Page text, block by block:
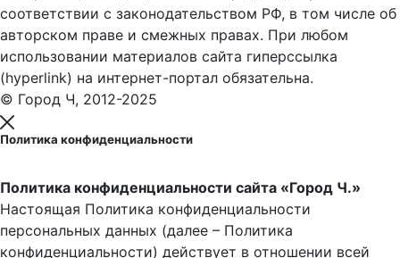
соответствии с законодательством РФ, в том числе об
авторском праве и смежных правах. При любом
использовании материалов сайта гиперссылка
(hyperlink) на интернет-портал обязательна.
© Город Ч, 2012-2025
Политика конфиденциальности
Политика конфиденциальности сайта «Город Ч.»
Настоящая Политика конфиденциальности
персональных данных (далее – Политика
конфиденциальности) действует в отношении всей